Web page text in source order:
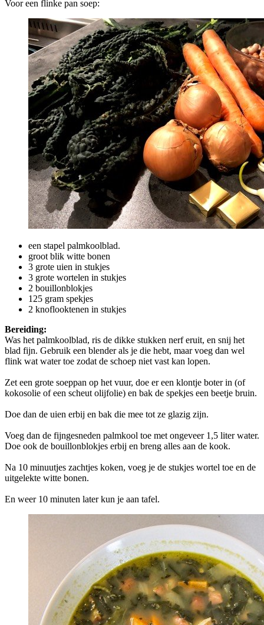
Voor een flinke pan soep:
een stapel palmkoolblad.
groot blik witte bonen
3 grote uien in stukjes
3 grote wortelen in stukjes
2 bouillonblokjes
125 gram spekjes
2 knoflooktenen in stukjes
Bereiding:
Was het palmkoolblad, ris de dikke stukken nerf eruit, en snij het
blad fijn. Gebruik een blender als je die hebt, maar voeg dan wel
flink wat water toe zodat de schoep niet vast kan lopen.
Zet een grote soeppan op het vuur, doe er een klontje boter in (of
kokosolie of een scheut olijfolie) en bak de spekjes een beetje bruin.
Doe dan de uien erbij en bak die mee tot ze glazig zijn.
Voeg dan de fijngesneden palmkool toe met ongeveer 1,5 liter water.
Doe ook de bouillonblokjes erbij en breng alles aan de kook.
Na 10 minuutjes zachtjes koken, voeg je de stukjes wortel toe en de
uitgelekte witte bonen.
En weer 10 minuten later kun je aan tafel.